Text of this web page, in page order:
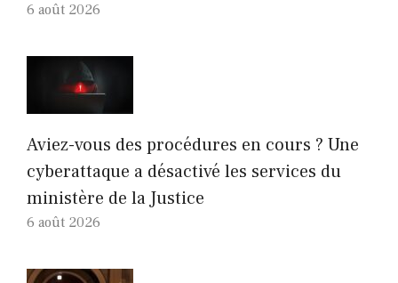
6 août 2026
Aviez-vous des procédures en cours ? Une
cyberattaque a désactivé les services du
ministère de la Justice
6 août 2026